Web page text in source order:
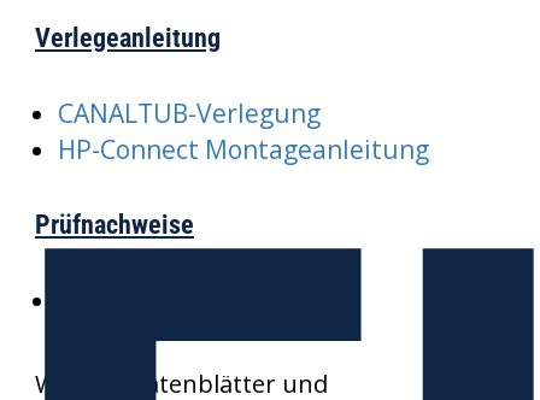
Verlegeanleitung
CANALTUB-Verlegung
HP-Connect Montageanleitung
Prüfnachweise
Weitere Datenblätter und